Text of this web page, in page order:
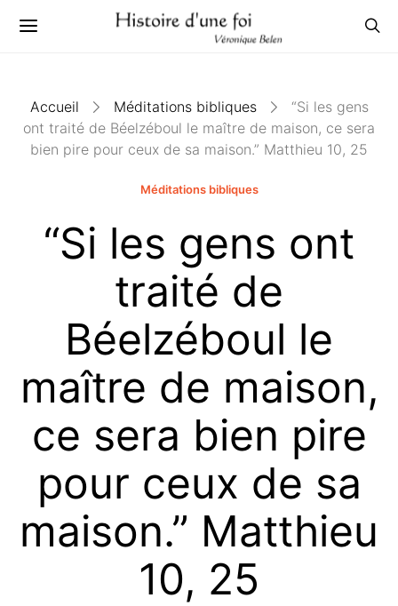
Accueil Méditations bibliques
“Si les gens
ont traité de Béelzéboul le maître de maison, ce sera
bien pire pour ceux de sa maison.” Matthieu 10, 25
Méditations bibliques
“Si les gens ont
traité de
Béelzéboul le
maître de maison,
ce sera bien pire
pour ceux de sa
maison.” Matthieu
10, 25